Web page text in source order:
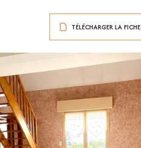
TÉLÉCHARGER LA FICHE